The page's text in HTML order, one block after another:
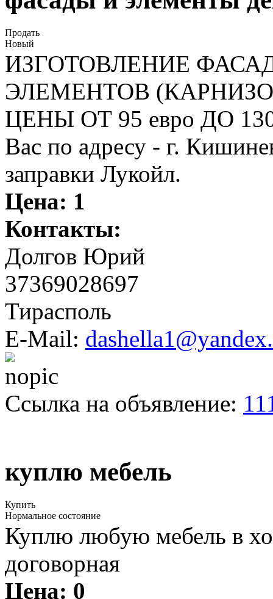
Продать
Новый
ИЗГОТОВЛЕНИЕ
ЭЛЕМЕНТОВ
ЦЕНЫ ОТ 95 евро ДО 130
Вас по адресу - г.
заправки Лукойл.
Цена: 1
Контакты:
Долгов Юрий
37369028697
Тирасполь
E-Mail:
Ссылка на объявление:
куплю мебель
Купить
Нормальное состояние
Куплю любую мебель в
договорная
Цена: 0